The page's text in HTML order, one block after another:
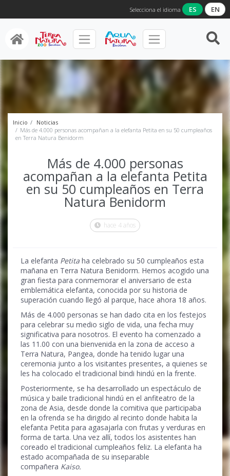
Selecciona el idioma ES EN
Inicio
Noticias
Más de 4.000 personas acompañan a la elefanta Petita en su 50 cumpleaños
en Terra Natura Benidorm
Más de 4.000 personas
acompañan a la elefanta Petita
en su 50 cumpleaños en Terra
Natura Benidorm
hace 4 años
La elefanta Petita ha celebrado su 50 cumpleaños esta
mañana en Terra Natura Benidorm. Hemos acogido una
gran fiesta para conmemorar el aniversario de esta
emblemática elefanta, conocida por su historia de
superación cuando llegó al parque, hace ahora 18 años.
Más de 4.000 personas se han dado cita en los festejos
para celebrar su medio siglo de vida, una fecha muy
significativa para nosotros. El evento ha comenzado a
las 11.00 con una bienvenida en la zona de acceso a
Terra Natura, Pangea, donde ha tenido lugar una
ceremonia junto a los visitantes presentes, a quienes se
les ha colocado el tradicional bindi hindú en la frente.
Posteriormente, se ha desarrollado un espectáculo de
música y baile tradicional hindú en el anfiteatro de la
zona de Asia, desde donde la comitiva que participaba
en la ofrenda se ha dirigido al recinto donde habita la
elefanta Petita para agasajarla con frutas y verduras en
forma de tarta. Una vez allí, todos los asistentes han
coreado el tradicional cumpleaños feliz. La elefanta ha
estado acompañada de su inseparable
compañera Kaiso.